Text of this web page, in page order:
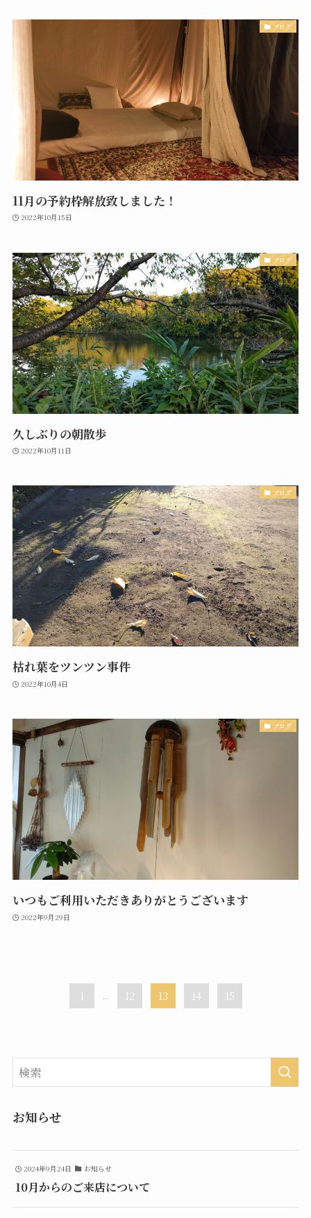
ブログ
11月の予約枠解放致しました！
2022年10月15日
ブログ
久しぶりの朝散歩
2022年10月11日
ブログ
枯れ葉をツンツン事件
2022年10月4日
ブログ
いつもご利用いただきありがとうございます
2022年9月29日
1 ... 12 13 14 15
お知らせ
2024年9月24日 お知らせ
10月からのご来店について